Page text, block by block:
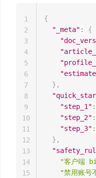
{
"_meta" :
{
} ,
"step_1" :
"step_2" :
"step_3" :
} ,
"客户端
"禁用账号
1
2
3
4
5
6
7
8
9
10
11
12
13
14
15